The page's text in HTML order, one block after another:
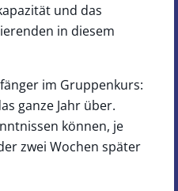
und das
in diesem
im Gruppenkurs:
ganze Jahr über.
können, je
zwei Wochen später